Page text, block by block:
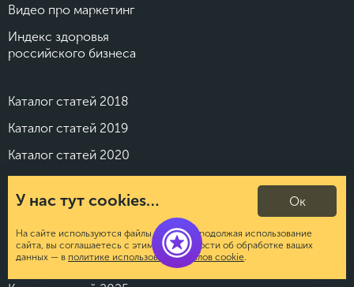
Видео про маркетинг
Индекс здоровья
российского бизнеса
Каталог статей 2018
Каталог статей 2019
Каталог статей 2020
Каталог статей 2022
Каталог статей 2023
Каталог статей 2024
У нас тут cookies…
На сайте используются файлы cookies. Продолжая использование
сайта, вы соглашаетесь с этим. Подробности об обработке ваших
данных — в политике использования файлов cookie.
Ок